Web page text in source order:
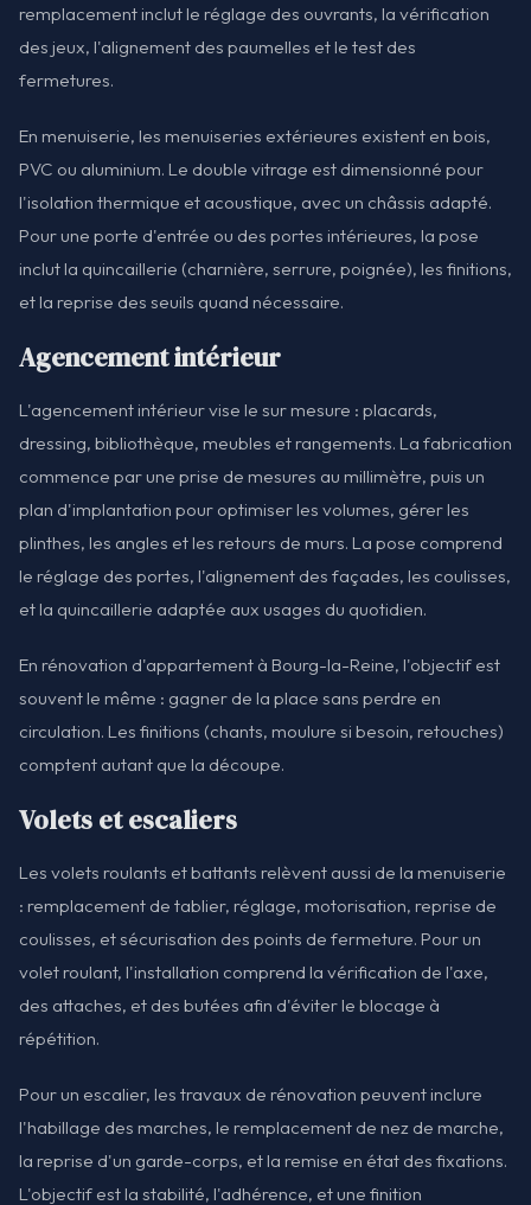
remplacement inclut le réglage des ouvrants, la vérification
des jeux, l'alignement des paumelles et le test des
fermetures.
En menuiserie, les menuiseries extérieures existent en bois,
PVC ou aluminium. Le double vitrage est dimensionné pour
l'isolation thermique et acoustique, avec un châssis adapté.
Pour une porte d'entrée ou des portes intérieures, la pose
inclut la quincaillerie (charnière, serrure, poignée), les finitions,
et la reprise des seuils quand nécessaire.
Agencement intérieur
L'agencement intérieur vise le sur mesure : placards,
dressing, bibliothèque, meubles et rangements. La fabrication
commence par une prise de mesures au millimètre, puis un
plan d'implantation pour optimiser les volumes, gérer les
plinthes, les angles et les retours de murs. La pose comprend
le réglage des portes, l'alignement des façades, les coulisses,
et la quincaillerie adaptée aux usages du quotidien.
En rénovation d'appartement à Bourg-la-Reine, l'objectif est
souvent le même : gagner de la place sans perdre en
circulation. Les finitions (chants, moulure si besoin, retouches)
comptent autant que la découpe.
Volets et escaliers
Les volets roulants et battants relèvent aussi de la menuiserie
: remplacement de tablier, réglage, motorisation, reprise de
coulisses, et sécurisation des points de fermeture. Pour un
volet roulant, l'installation comprend la vérification de l'axe,
des attaches, et des butées afin d'éviter le blocage à
répétition.
Pour un escalier, les travaux de rénovation peuvent inclure
l'habillage des marches, le remplacement de nez de marche,
la reprise d'un garde-corps, et la remise en état des fixations.
L'objectif est la stabilité, l'adhérence, et une finition